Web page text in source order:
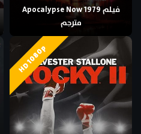
فيلم Apocalypse Now 1979
مترجم
HD 1080p